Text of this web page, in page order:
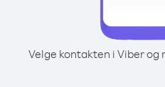
Velge kontakten i Viber